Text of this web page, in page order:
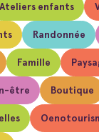
Ateliers enfants
Randonnée
Famille
être Boutique